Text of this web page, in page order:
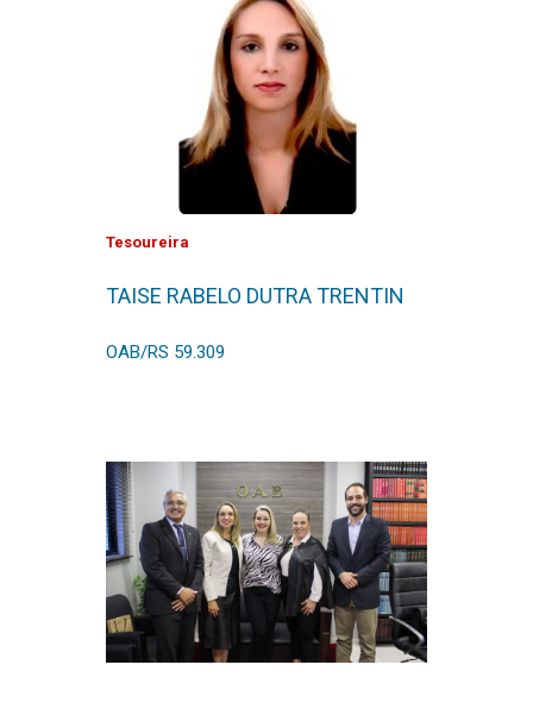
Tesoureira
TAISE RABELO DUTRA TRENTIN
OAB/RS 59.309